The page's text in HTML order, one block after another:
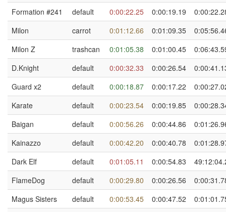
Formation #241 default 0:00:22.25 0:00:19.19
Milon
carrot 0:01:12.66 0:01:09.35
Milon Z
trashcan 0:01:05.38 0:01:00.45
D.Knight
default 0:00:32.33 0:00:26.54
Guard x2
default 0:00:18.87 0:00:17.22
Karate
default 0:00:23.54 0:00:19.85
Baigan
default 0:00:56.26 0:00:44.86
Kainazzo
default 0:00:42.20 0:00:40.78
Dark Elf
default 0:01:05.11 0:00:54.83
FlameDog
default 0:00:29.80 0:00:26.56
Magus Sisters
default 0:00:53.45 0:00:47.52